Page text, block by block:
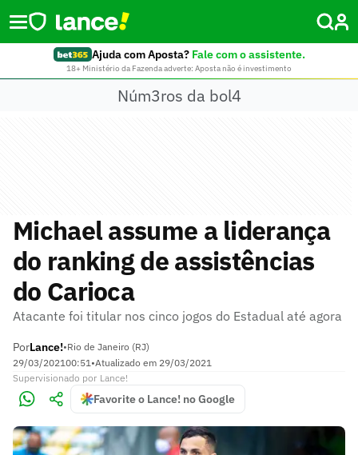
Ajuda com Aposta? Fale com o assistente.
18+ Ministério da Fazenda adverte: Aposta não é investimento
Núm3ros da bol4
Michael assume a liderança
do ranking de assistências
do Carioca
Atacante foi titular nos cinco jogos do Estadual até agora
PorLance!•Rio de Janeiro (RJ)
29/03/202100:51•Atualizado em 29/03/2021
Supervisionado por Lance!
Favorite o Lance! no Google